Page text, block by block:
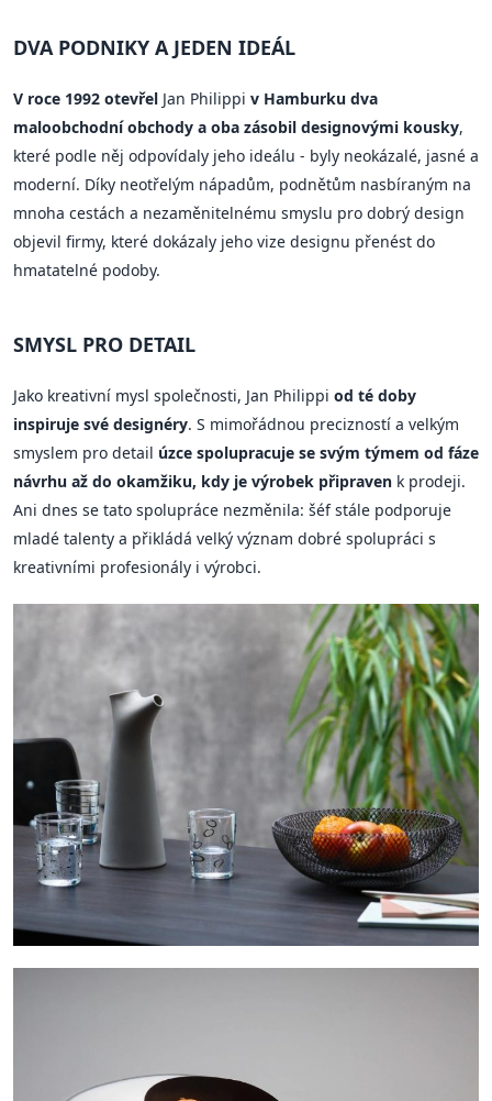
DVA PODNIKY A JEDEN IDEÁL
V roce 1992 otevřel Jan Philippi v Hamburku dva
maloobchodní obchody a oba zásobil designovými kousky,
které podle něj odpovídaly jeho ideálu - byly neokázalé, jasné a
moderní. Díky neotřelým nápadům, podnětům nasbíraným na
mnoha cestách a nezaměnitelnému smyslu pro dobrý design
objevil firmy, které dokázaly jeho vize designu přenést do
hmatatelné podoby.
SMYSL PRO DETAIL
Jako kreativní mysl společnosti, Jan Philippi od té doby
inspiruje své designéry. S mimořádnou precizností a velkým
smyslem pro detail úzce spolupracuje se svým týmem od fáze
návrhu až do okamžiku, kdy je výrobek připraven k prodeji.
Ani dnes se tato spolupráce nezměnila: šéf stále podporuje
mladé talenty a přikládá velký význam dobré spolupráci s
kreativními profesionály i výrobci.